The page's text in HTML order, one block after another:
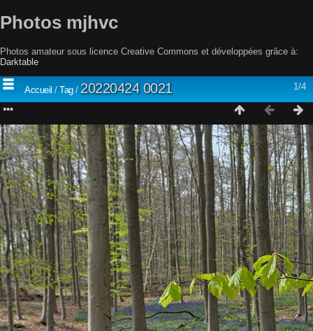
Photos mjhvc
Photos amateur sous licence Creative Commons et développées grâce à:
Darktable
1/4
Accueil / Tag / 20220424 0021